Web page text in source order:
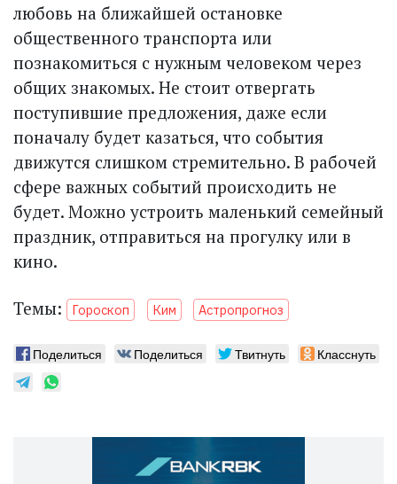
любовь на ближайшей остановке
общественного транспорта или
познакомиться с нужным человеком через
общих знакомых. Не стоит отвергать
поступившие предложения, даже если
поначалу будет казаться, что события
движутся слишком стремительно. В рабочей
сфере важных событий происходить не
будет. Можно устроить маленький семейный
праздник, отправиться на прогулку или в
кино.
Темы: Гороскоп Ким Астропрогноз
Поделиться Поделиться Твитнуть Класснуть